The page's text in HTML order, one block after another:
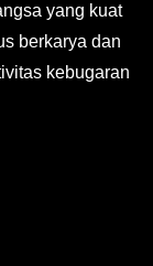
yang kuat
berkarya dan
kebugaran